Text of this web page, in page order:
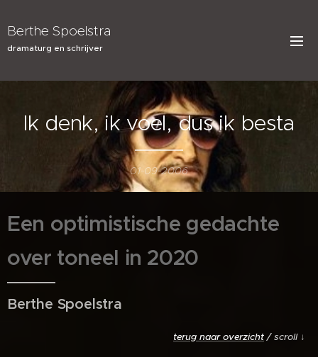
Berthe Spoelstra
dramaturg en schrijver
Ik denk, ik voel, dus ik besta
01-09-2006
Een optimistische gedachte
over toneel in 2020
Berthe Spoelstra
terug naar overzicht/scroll ↓